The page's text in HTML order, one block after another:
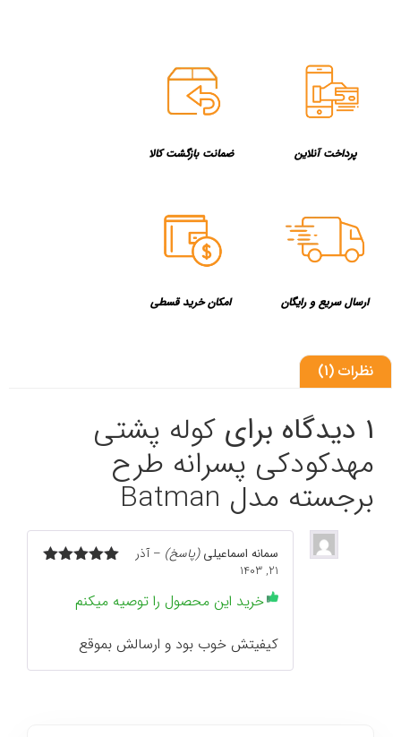
پرداخت آنلاین ضمانت بازگشت کالا
ارسال سریع و رایگان امکان خرید قسطی
نظرات (1)
1 دیدگاه برای کوله پشتی
مهدکودکی پسرانه طرح
برجسته مدل Batman
سمانه اسماعیلی(پاسخ) – آذر
21, 1403
خرید این محصول را توصیه میکنم
کیفیتش خوب بود و ارسالش بموقع